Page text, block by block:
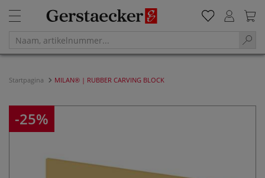
Startpagina MILAN® | RUBBER CARVING BLOCK
-25%